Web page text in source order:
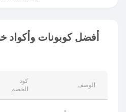
أفضل كوبونات وأكواد
كود
الخصم
الوصف